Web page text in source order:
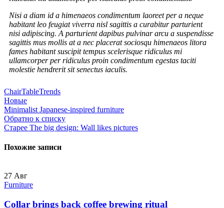
Nisi a diam id a himenaeos condimentum laoreet per a neque
habitant leo feugiat viverra nisl sagittis a curabitur parturient
nisi adipiscing. A parturient dapibus pulvinar arcu a suspendisse
sagittis mus mollis at a nec placerat sociosqu himenaeos litora
fames habitant suscipit tempus scelerisque ridiculus mi
ullamcorper per ridiculus proin condimentum egestas taciti
molestie hendrerit sit senectus iaculis.
ChairTableTrends
Новые
Minimalist Japanese-inspired furniture
Обратно к списку
Старее The big design: Wall likes pictures
Похожие записи
27 Авг
Furniture
Collar brings back coffee brewing ritual